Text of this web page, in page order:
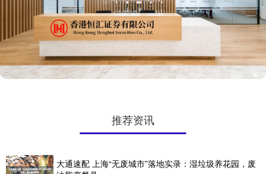
推荐资讯
大通速配 上海“无废城市”落地实录：湿垃圾养花园，废